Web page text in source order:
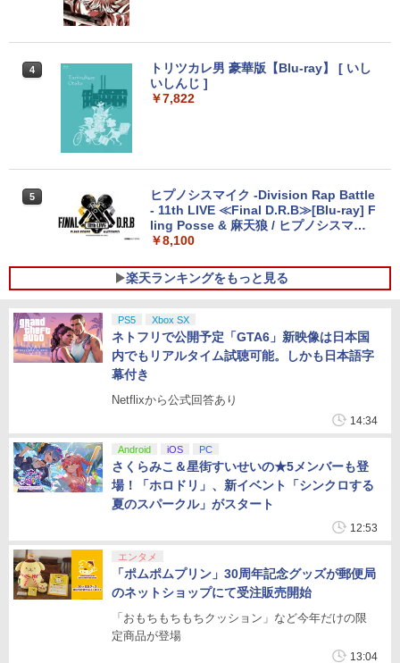
4
ダービースタリオン2
￥8,981
5
スーパーボンバーマン コレクション Nin
tendo Switch 2 Edition 日本限定版
￥9,801
4
グランツーリスモ7 PS5版
￥3,779
5
グッドスマイルカンパニー 【特典付】
【PS5】機動警察パトレイバー the Cas
e Files [PS5 キドウケイサツパトレイ
バ- ザ ケ-ス ファイル]
￥5,420
4
【中古】トワイライトシンドローム再会
￥2,695
witch
￥4,024
4
トリツカレ男 豪華版【Blu-ray】 [ いし
いしんじ ]
￥7,822
5
ヒプノシスマイク -Division Rap Battle
- 11th LIVE ≪Final D.R.B≫[Blu-ray] F
ling Posse & 麻天狼 / ヒプノシスマイ
ク -Division Rap Battle-
￥8,100
楽天ランキングをもっと見る
PS5 Xbox SX
ネトフリで公開予定「GTA6」新映像は日本国
内でもリアルタイム試聴可能。しかも日本語字
幕付き
Netflixから公式回答あり
14:34
Android iOS PC
さくらみこ＆星街すいせいの★5メンバーも登
場！「ホロドリ」、新イベント「シンクロする
夏のスパークル」がスタート
12:53
エンタメ
「ポムポムプリン」30周年記念グッズが郵便局
のネットショップにて受注販売開始
「おもちもちもちクッション」など今年だけの限
定商品が登場
13:04